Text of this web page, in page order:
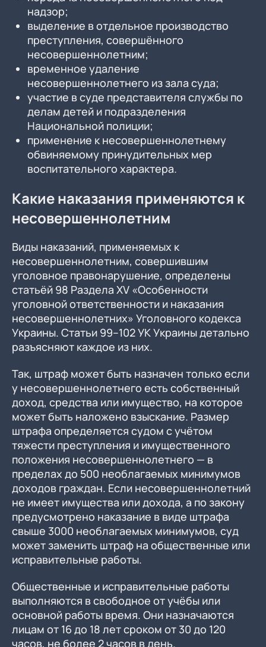
надзор;
выделение в отдельное производство
преступления, совершённого
несовершеннолетним;
временное удаление
несовершеннолетнего из зала суда;
участие в суде представителя службы по
делам детей и подразделения
Национальной полиции;
применение к несовершеннолетнему
обвиняемому принудительных мер
воспитательного характера.
Какие наказания применяются к
несовершеннолетним
Виды наказаний, применяемых к
несовершеннолетним, совершившим
уголовное правонарушение, определены
статьёй 98 Раздела XV «Особенности
уголовной ответственности и наказания
несовершеннолетних» Уголовного кодекса
Украины. Статьи 99–102 УК Украины детально
разъясняют каждое из них.
Так, штраф может быть назначен только если
у несовершеннолетнего есть собственный
доход, средства или имущество, на которое
может быть наложено взыскание. Размер
штрафа определяется судом с учётом
тяжести преступления и имущественного
положения несовершеннолетнего — в
пределах до 500 необлагаемых минимумов
доходов граждан. Если несовершеннолетний
не имеет имущества или дохода, а по закону
предусмотрено наказание в виде штрафа
свыше 3000 необлагаемых минимумов, суд
может заменить штраф на общественные или
исправительные работы.
Общественные и исправительные работы
выполняются в свободное от учёбы или
основной работы время. Они назначаются
лицам от 16 до 18 лет сроком от 30 до 120
часов, не более 2 часов в день.